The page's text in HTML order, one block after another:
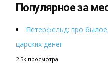
Популярное за
Петерфельд: про
царских денег
2.5k просмотра